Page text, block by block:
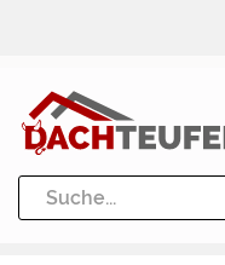
Dachrinne und Fallrohre
Werkzeuge und Löttechnik